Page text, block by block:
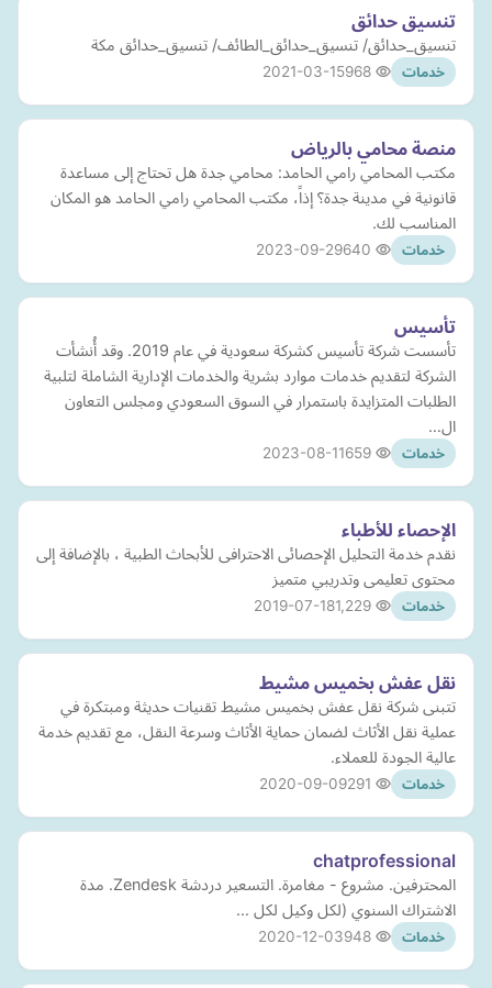
تنسيق حدائق
تنسيق_حدائق/ تنسيق_حدائق_الطائف/ تنسيق_حدائق مكة
خدمات 2021-03-15
منصة محامي بالرياض
مكتب المحامي رامي الحامد: محامي جدة هل تحتاج إلى مساعدة
قانونية في مدينة جدة؟ إذاً، مكتب المحامي رامي الحامد هو المكان
المناسب لك.
خدمات 2023-09-29
تأسيس
تأسست شركة تأسيس كشركة سعودية في عام 2019. وقد أُنشأت
الشركة لتقديم خدمات موارد بشرية والخدمات الإدارية الشاملة لتلبية
الطلبات المتزايدة باستمرار في السوق السعودي ومجلس التعاون
ال…
خدمات 2023-08-11
الإحصاء للأطباء
نقدم خدمة التحليل الإحصائى الاحترافى للأبحاث الطبية ، بالإضافة إلى
محتوى تعليمى وتدريبي متميز
خدمات 2019-07-18
نقل عفش بخميس مشيط
تتبنى شركة نقل عفش بخميس مشيط تقنيات حديثة ومبتكرة في
عملية نقل الأثاث لضمان حماية الأثاث وسرعة النقل، مع تقديم خدمة
عالية الجودة للعملاء.
خدمات 2020-09-09
chatprofessional
المحترفين. مشروع - مغامرة. التسعير دردشة Zendesk. مدة
الاشتراك السنوي (لكل وكيل لكل ...
خدمات 2020-12-03